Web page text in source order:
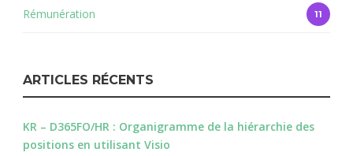
Rémunération 11
ARTICLES RÉCENTS
KR – D365FO/HR : Organigramme de la hiérarchie des
positions en utilisant Visio